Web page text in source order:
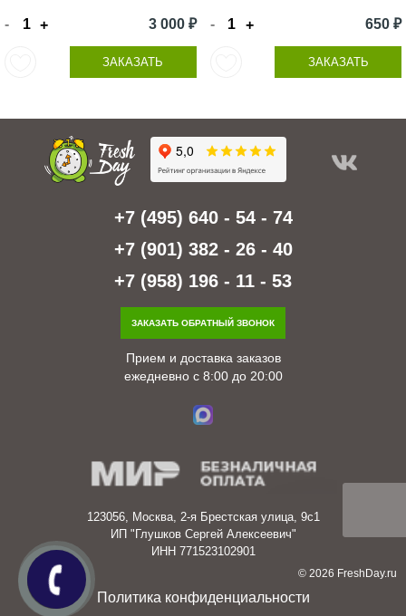
- + 3 000 ₽
ЗАКАЗАТЬ
- + 650 ₽
ЗАКАЗАТЬ
+7 (495) 640 - 54 - 74
+7 (901) 382 - 26 - 40
+7 (958) 196 - 11 - 53
ЗАКАЗАТЬ ОБРАТНЫЙ ЗВОНОК
Прием и доставка заказов
ежедневно с 8:00 до 20:00
123056, Москва, 2-я Брестская улица, 9с1
ИП "Глушков Сергей Алексеевич"
ИНН 771523102901
© 2026 FreshDay.ru
Политика конфиденциальности